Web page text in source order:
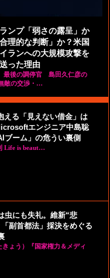
ランプ「弱さの露呈」か
合理的な判断」か？米国
ランへの大規模攻撃を
った理由
最後の調停官 島田久仁彦の
無敵の交渉・…
える「見えない借金」は
エンジニア中島聡
ブーム」の危うい裏側
Life is beaut…
虫にも失礼。維新“悲
副首都法」採決をめぐる
きょう）『国家権力＆メディ